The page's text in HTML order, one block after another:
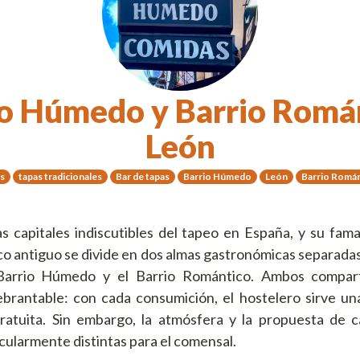
Húmedo y Barrio
León
tapas tradicionales Bar de tapas Barrio Húmedo León Barrio
capitales indiscutibles del tapeo en España, y su
antiguo se divide en dos almas gastronómicas
Húmedo y el Barrio Romántico. Ambos
con cada consumición, el hostelero sirve
Sin embargo, la atmósfera y la propuesta de
distintas para el comensal.